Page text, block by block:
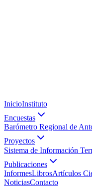
InicioInstituto
Encuestas
Barómetro Regional de
Proyectos
Sistema de Información
Publicaciones
InformesLibrosArtículos
NoticiasContacto